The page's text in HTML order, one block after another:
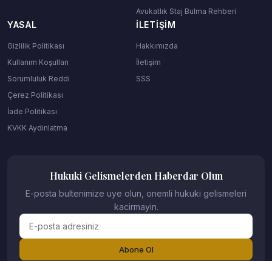
Avukatlık Staj Bulma Rehberi
YASAL
Gizlilik Politikası
Kullanım Koşulları
Sorumluluk Reddi
Çerez Politikası
İade Politikası
KVKK Aydinlatma
İLETIŞIM
Hakkımızda
İletişim
SSS
Hukuki Gelismelerden Haberdar Olun
E-posta bultenimize uye olun, onemli hukuki gelismeleri
kacirmayin.
Abone Ol